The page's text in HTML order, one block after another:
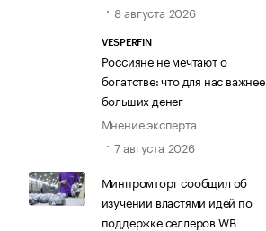
8 августа 2026
VESPERFIN
Россияне не мечтают о
богатстве: что для нас важнее
больших денег
Мнение эксперта
7 августа 2026
Минпромторг сообщил об
изучении властями идей по
поддержке селлеров WB